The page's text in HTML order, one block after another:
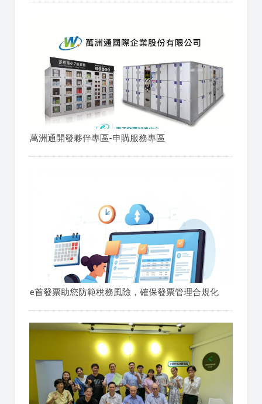
萬洲通開發夥伴專區-申購服務專區
e首發票助您防範稅務風險，確保發票管理合規化